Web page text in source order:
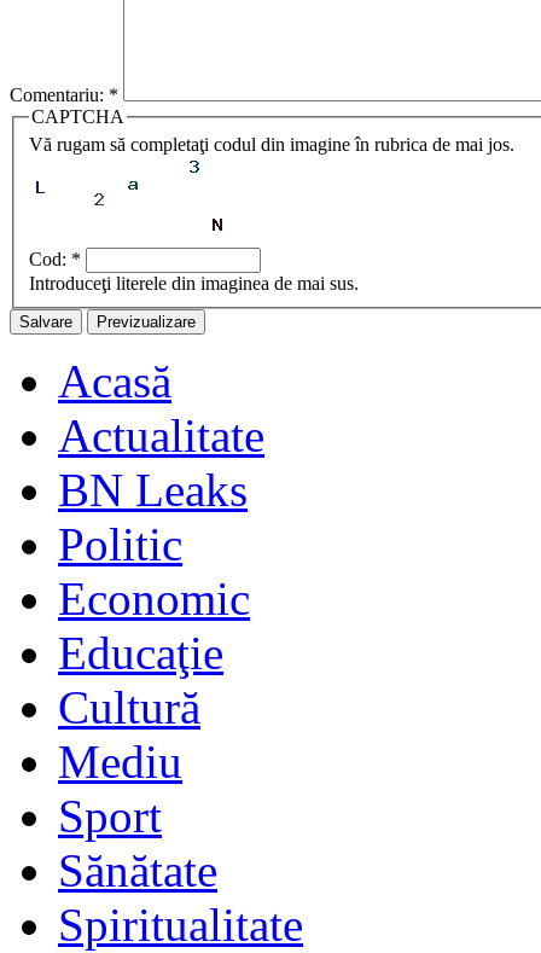
Comentariu: *
CAPTCHA
Vă rugam să completaţi codul din imagine în rubrica de mai jos.
Cod: *
Introduceţi literele din imaginea de mai sus.
Acasă
Actualitate
BN Leaks
Politic
Economic
Educaţie
Cultură
Mediu
Sport
Sănătate
Spiritualitate